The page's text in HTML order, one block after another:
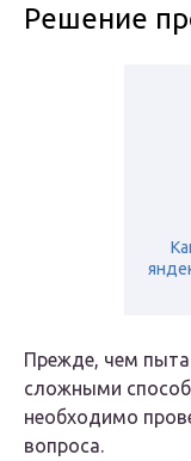
Решение
Прежде, чем
сложными
необходимо
вопроса.